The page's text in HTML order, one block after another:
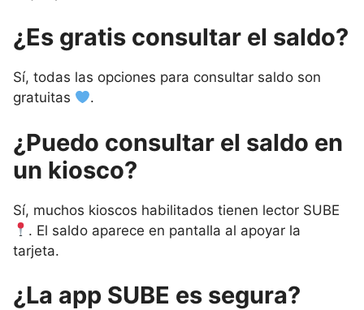
¿Es gratis consultar el saldo?
Sí, todas las opciones para consultar saldo son
gratuitas
.
¿Puedo consultar el saldo en
un kiosco?
Sí, muchos kioscos habilitados tienen lector SUBE
. El saldo aparece en pantalla al apoyar la
tarjeta.
¿La app SUBE es segura?